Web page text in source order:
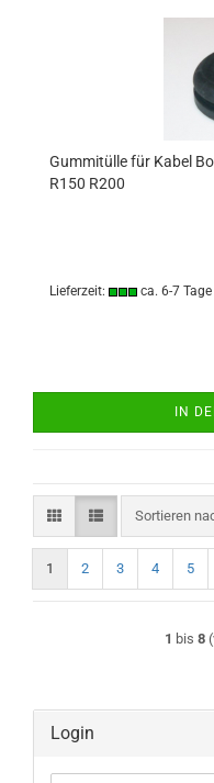
Gummitülle für Kabel
R150 R200
Lieferzeit: ca. 6-7 Tage
IN
Sortieren
Sortieren
1 2 3 4 5
1 bis 8
Login